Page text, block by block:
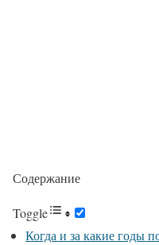
Содержание
Toggle
Когда и за какие годы